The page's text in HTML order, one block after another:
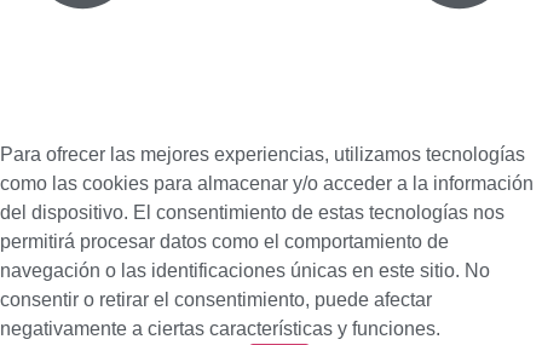
Para ofrecer las mejores experiencias, utilizamos tecnologías
como las cookies para almacenar y/o acceder a la información
del dispositivo. El consentimiento de estas tecnologías nos
permitirá procesar datos como el comportamiento de
navegación o las identificaciones únicas en este sitio. No
consentir o retirar el consentimiento, puede afectar
negativamente a ciertas características y funciones.